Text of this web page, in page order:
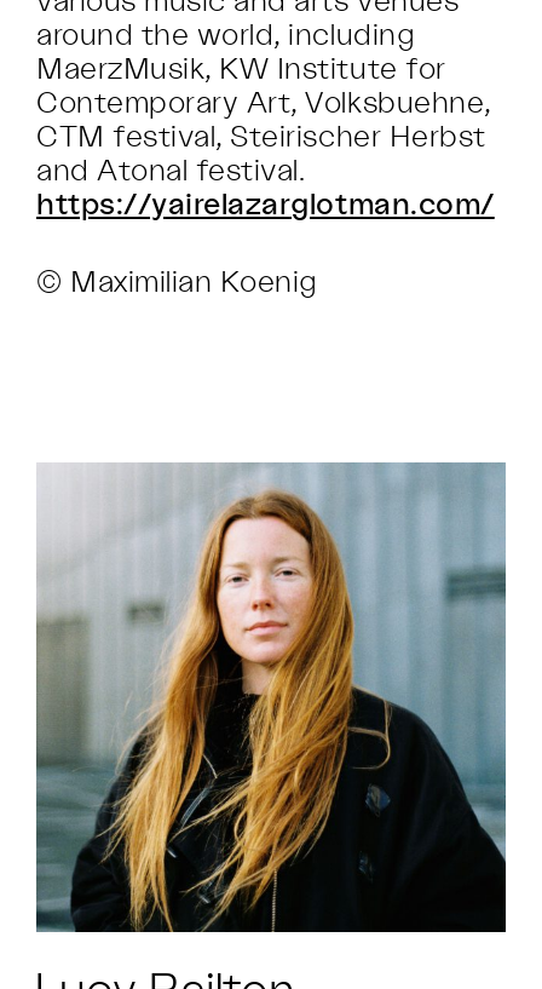
around the world, including
MaerzMusik, KW Institute for
Contemporary Art, Volksbuehne,
CTM festival, Steirischer Herbst
and Atonal festival.
https://yairelazarglotman.com/
© Maximilian Koenig